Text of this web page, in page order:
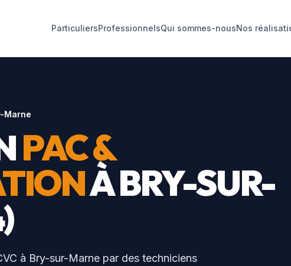
ParticuliersProfessionnelsQui sommes-nousNos
Marne
PAC &
ÀBRY-SUR-
)
à Bry-sur-Marne par des techniciens